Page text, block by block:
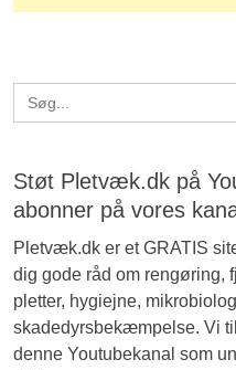
Search
for:
Støt Pletvæk.dk på
abonner på vores
Pletvæk.dk er et GRATIS
dig gode råd om rengøring,
pletter, hygiejne,
skadedyrsbekæmpelse. Vi
denne Youtubekanal som